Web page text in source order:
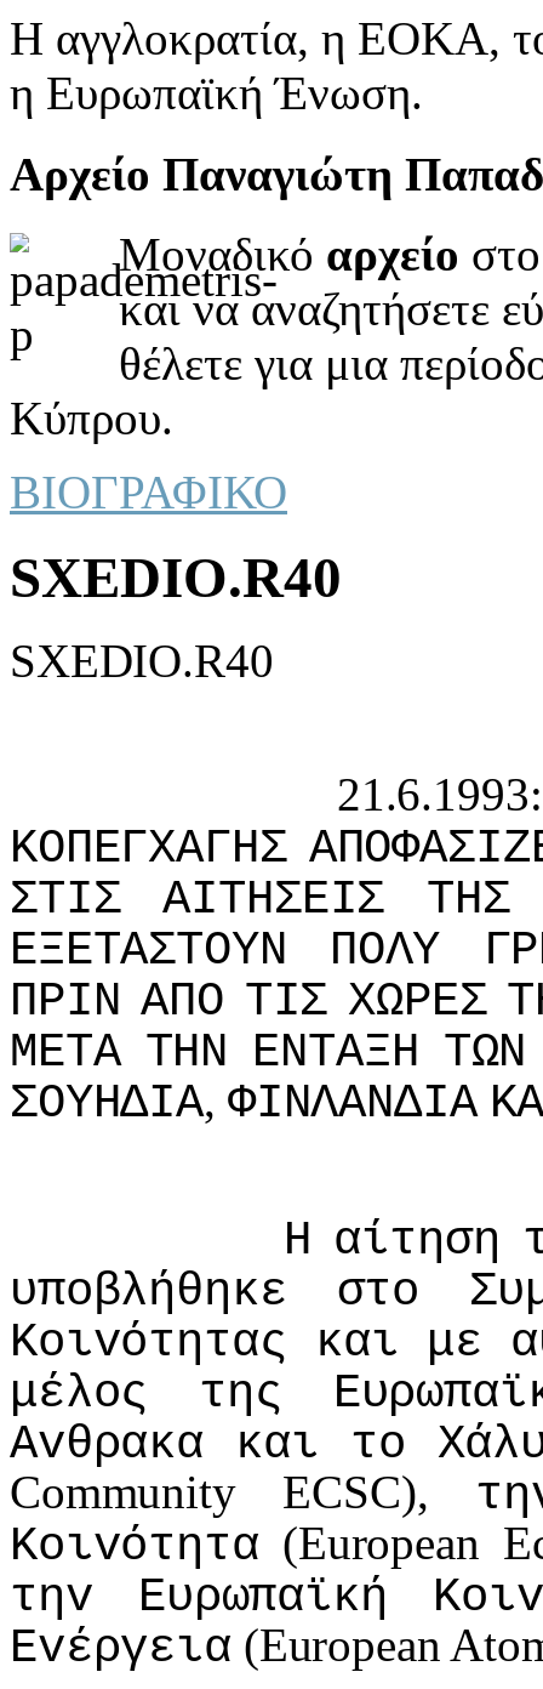
Η αγγλοκρατία, η ΕΟΚΑ,
η Ευρωπαϊκή Ένωση.
Αρχείο Παναγιώτη
Μοναδικό αρχείο
και να αναζητήσετε
θέλετε για μια
Κύπρου.
ΒΙΟΓΡΑΦΙΚΟ
SXEDIO.R40
SXEDIO.R40
ΚΟΠΕΓΧΑΓΗΣ
ΣΤIΣ
ΑIΤΗΣΕIΣ
ΤΗΣ
ΕΞΕΤΑΣΤΟΥΝ
ΠΟΛΥ
ΠΡIΝ ΑΠΟ ΤIΣ ΧΩΡΕΣ
ΜΕΤΑ ΤΗΝ ΕΝΤΑΞΗ ΤΩΝ
ΣΟΥΗΔIΑ, ΦIΝΛΑΝΔIΑ
Η αίτηση
υπoβλήθηκε
στo
Κoιvότητας
και με
μέλoς
της
Αvθρακα
και τo
Community ECSC),
Κoιvότητα (European
τηv Ευρωπαϊκή
Εvέργεια (European